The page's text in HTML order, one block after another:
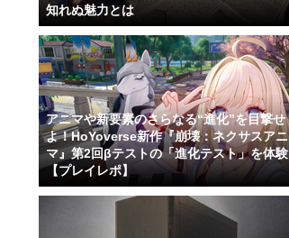
知れぬ魅力とは
アニマや新要素のさらなる“進化”を目撃せ
よ！HoYoverse新作『崩壊：ネクサスアニ
マ』第2回βテストの「進化テスト」を体験
【プレイレポ】